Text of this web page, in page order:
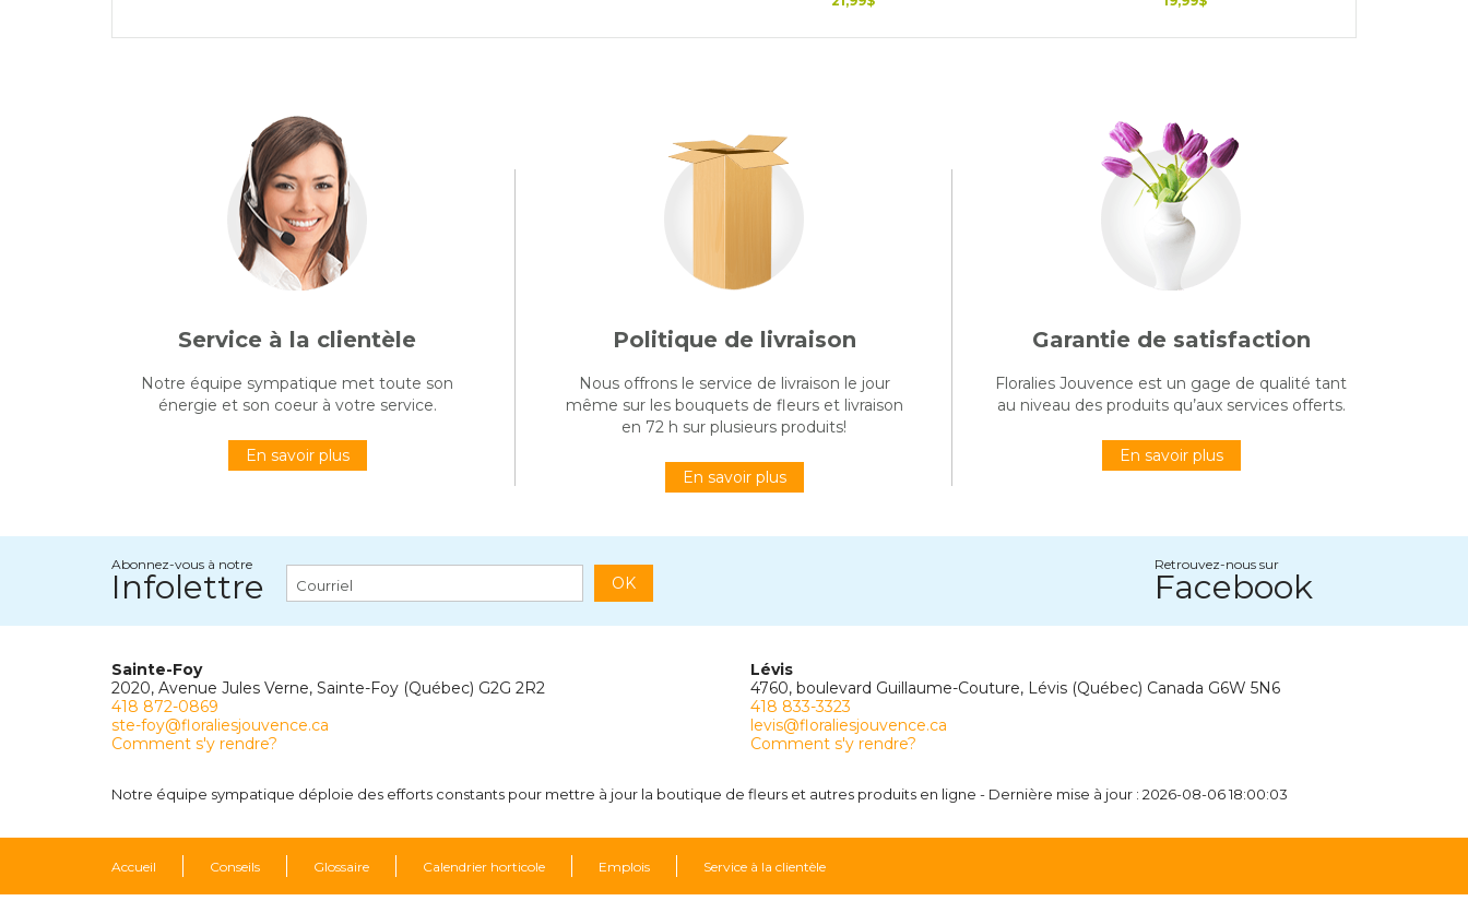
Service à la clientèle
Notre équipe sympatique met toute son
énergie et son coeur à votre service.
En savoir plus
Politique de livraison
Nous offrons le service de livraison le jour
même sur les bouquets de fleurs et livraison
en 72 h sur plusieurs produits!
En savoir plus
Garantie de satisfaction
Floralies Jouvence est un gage de qualité tant
au niveau des produits qu’aux services offerts.
En savoir plus
Abonnez-vous à notre
Infolettre OK
Retrouvez-nous sur
Facebook
Sainte-Foy
2020, Avenue Jules Verne, Sainte-Foy (Québec) G2G 2R2
418 872-0869
ste-foy@floraliesjouvence.ca
Comment s'y rendre?
Lévis
4760, boulevard Guillaume-Couture, Lévis (Québec) Canada G6W 5N6
418 833-3323
levis@floraliesjouvence.ca
Comment s'y rendre?
Notre équipe sympatique déploie des efforts constants pour mettre à jour la boutique de fleurs et autres produits en ligne - Dernière mise à jour : 2026-08-06 18:00:03
Accueil Conseils Glossaire Calendrier horticole Emplois Service à la clientèle